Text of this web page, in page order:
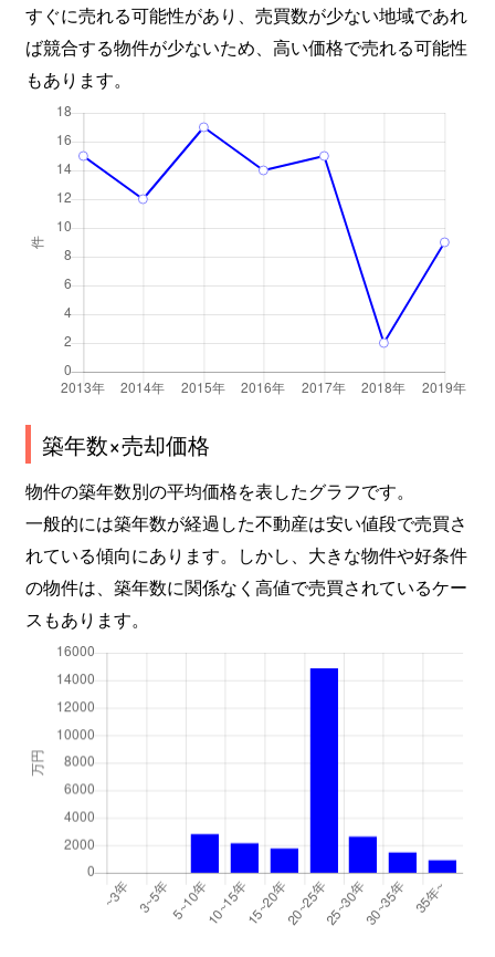
すぐに売れる可能性があり、売買数が少ない地域であれ
ば競合する物件が少ないため、高い価格で売れる可能性
もあります。
築年数×売却価格
物件の築年数別の平均価格を表したグラフです。
一般的には築年数が経過した不動産は安い値段で売買さ
れている傾向にあります。しかし、大きな物件や好条件
の物件は、築年数に関係なく高値で売買されているケー
スもあります。